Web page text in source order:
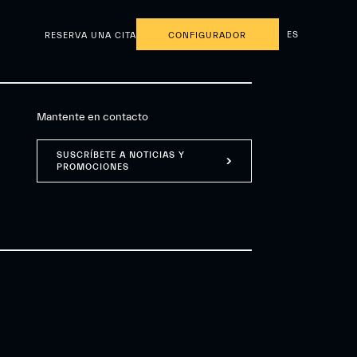
RESERVA UNA CITA CONFIGURADOR ES
Mantente en contacto
SUSCRÍBETE A NOTICIAS Y
PROMOCIONES